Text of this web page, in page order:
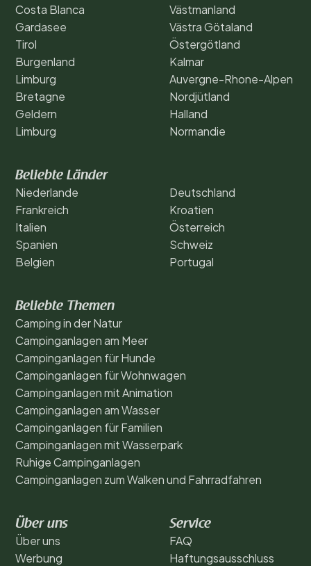
Costa Blanca
Gardasee
Tirol
Burgenland
Limburg
Bretagne
Geldern
Limburg
Västmanland
Västra Götaland
Östergötland
Kalmar
Auvergne-Rhone-Alpen
Nordjütland
Halland
Normandie
Beliebte Länder
Niederlande
Frankreich
Italien
Spanien
Belgien
Deutschland
Kroatien
Österreich
Schweiz
Portugal
Beliebte Themen
Camping in der Natur
Campinganlagen am Meer
Campinganlagen für Hunde
Campinganlagen für Wohnwagen
Campinganlagen mit Animation
Campinganlagen am Wasser
Campinganlagen für Familien
Campinganlagen mit Wasserpark
Ruhige Campinganlagen
Campinganlagen zum Walken und Fahrradfahren
Über uns
Über uns
Werbung
Service
FAQ
Haftungsausschluss